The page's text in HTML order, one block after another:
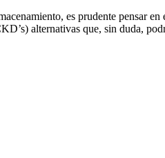
es prudente pensar en
alternativas que, sin duda,